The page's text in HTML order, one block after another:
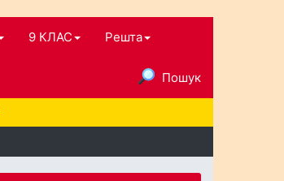
9 КЛАС Решта
Пошук